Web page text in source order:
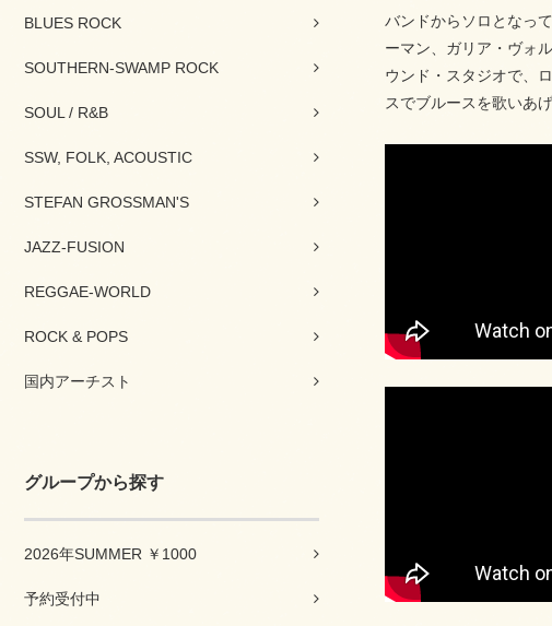
BLUES ROCK
SOUTHERN-SWAMP ROCK
SOUL / R&B
SSW, FOLK, ACOUSTIC
STEFAN GROSSMAN'S
JAZZ-FUSION
REGGAE-WORLD
ROCK & POPS
国内アーチスト
グループから探す
2026年SUMMER ￥1000
予約受付中
バンドからソロとなっ
ーマン、ガリア・ヴォ
ウンド・スタジオで、
スでブルースを歌いあげ